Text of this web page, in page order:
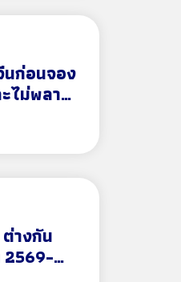
นก่อนจอง
ไม่พลาด
างกัน
2569-